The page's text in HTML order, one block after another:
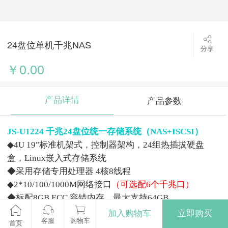
24盘位单机千兆NAS 分享
￥0.00
产品详情 产品参数
JS-U1224 千兆24盘位统一存储系统（NAS+ISCSI）
◆4U 19"标准机架式，控制器架构， 24组热插拔硬盘
盒， Linux嵌入式存储系统
◆采用存储专用处理器 4核8线程
◆2*10/100/1000M网络接口 （可选配6个千兆口）
◆标配8GB ECC 容错内存，最大支持64GB
◆单机统一存储系统：
NAS/SAN/一体机
◆部署简单，操作简便，低维护成本
首页 客服 购物车
加入购物车 立即购买